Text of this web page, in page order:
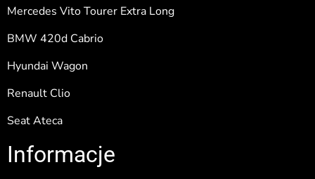
Mercedes Vito Tourer Extra Long
BMW 420d Cabrio
Hyundai Wagon
Renault Clio
Seat Ateca
Informacje